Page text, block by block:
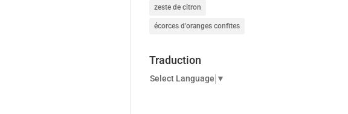
zeste de citron
écorces d'oranges confites
Traduction
Select Language ▼